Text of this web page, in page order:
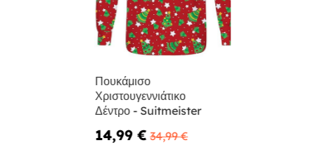
Πουκάμισο
Χριστουγεννιάτικο
Δέντρο - Suitmeister
14,99 € 34,99 €